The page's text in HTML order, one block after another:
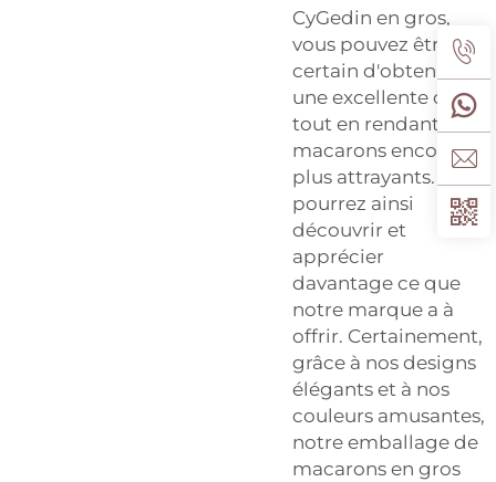
CyGedin en gros,
vous pouvez être
certain d'obtenir
une excellente offre,
tout en rendant vos
macarons encore
plus attrayants. Vous
pourrez ainsi
découvrir et
apprécier
davantage ce que
notre marque a à
offrir. Certainement,
grâce à nos designs
élégants et à nos
couleurs amusantes,
notre emballage de
macarons en gros